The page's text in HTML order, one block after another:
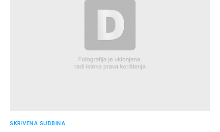
SKRIVENA SUDBINA